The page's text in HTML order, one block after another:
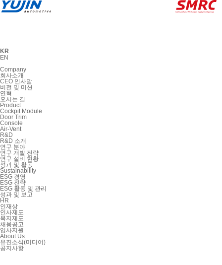
KR
EN
Company
회사소개
CEO 인사말
비전 및 미션
연혁
오시는 길
Product
Cockpit Module
Door Trim
Console
Air-Vent
R&D
R&D 소개
연구 분야
연구 개발 전략
연구 설비 현황
성과 및 활동
Sustainability
ESG 경영
ESG 전략
ESG 활동 및 관리
성과 및 보고
HR
인재상
인사제도
복지제도
채용공고
입사지원
About Us
유진소식(미디어)
공지사항